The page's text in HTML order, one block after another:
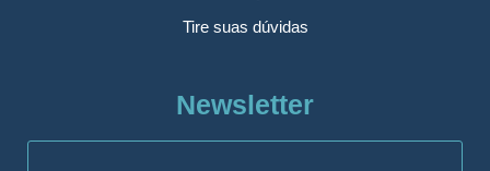
Tire suas dúvidas
Newsletter